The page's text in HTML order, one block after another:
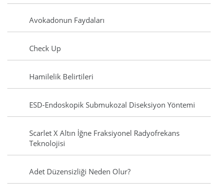
Avokadonun Faydaları
Check Up
Hamilelik Belirtileri
ESD-Endoskopik Submukozal Diseksiyon Yöntemi
Scarlet X Altın İğne Fraksiyonel Radyofrekans
Teknolojisi
Adet Düzensizliği Neden Olur?